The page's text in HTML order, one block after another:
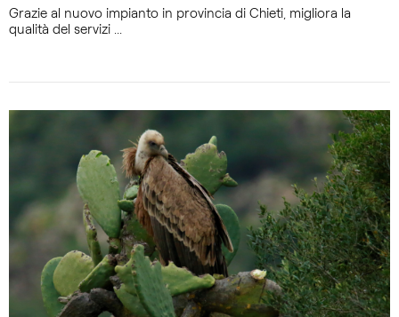
Grazie al nuovo impianto in provincia di Chieti, migliora la
qualità del servizi ...